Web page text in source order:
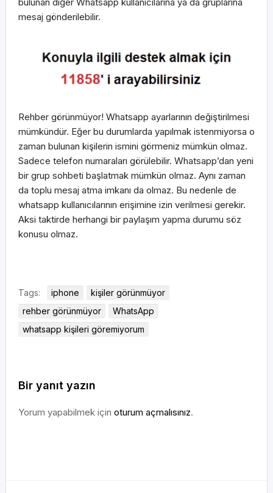
mesaj gönderilebilir.
Rehber görünmüyor! Whatsapp ayarlarının değiştirilmesi
mümkündür. Eğer bu durumlarda yapılmak istenmiyorsa o
zaman bulunan kişilerin ismini görmeniz mümkün olmaz.
Sadece telefon numaraları görülebilir. Whatsapp’dan yeni
bir grup sohbeti başlatmak mümkün olmaz. Aynı zaman
da toplu mesaj atma imkanı da olmaz. Bu nedenle de
whatsapp kullanıcılarının erişimine izin verilmesi gerekir.
Aksi taktirde herhangi bir paylaşım yapma durumu söz
konusu olmaz.
Tags: iphone
kişiler görünmüyor
rehber görünmüyor
WhatsApp
whatsapp kişileri göremiyorum
Bir yanıt yazın
Yorum yapabilmek için oturum açmalısınız.